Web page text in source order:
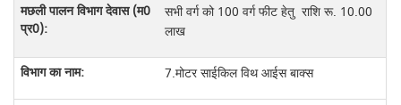
सभी वर्ग को 100 वर्ग फीट हेतु राशि रू. 10.00
लाख
7.मोटर साईकिल विथ आईस बाक्स